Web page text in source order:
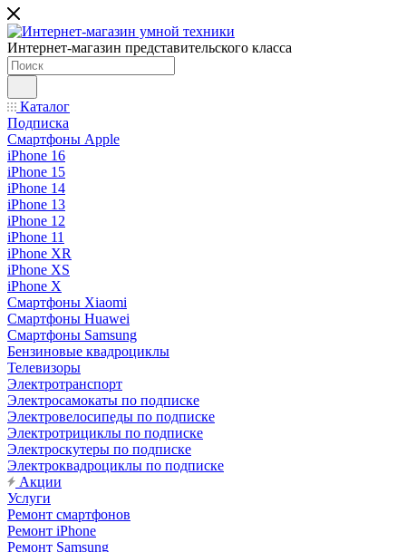
Интернет-магазин представительского класса
Каталог
Подписка
Смартфоны Apple
iPhone 16
iPhone 15
iPhone 14
iPhone 13
iPhone 12
iPhone 11
iPhone XR
iPhone XS
iPhone X
Смартфоны Xiaomi
Смартфоны Huawei
Смартфоны Samsung
Бензиновые квадроциклы
Телевизоры
Электротранспорт
Электросамокаты по подписке
Электровелосипеды по подписке
Электротрициклы по подписке
Электроскутеры по подписке
Электроквадроциклы по подписке
Акции
Услуги
Ремонт смартфонов
Ремонт iPhone
Ремонт Samsung